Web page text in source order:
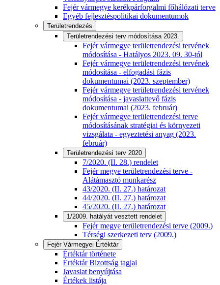
Fejér vármegye kerékpárforgalmi főhálózati terve
Egyéb fejlesztéspolitikai dokumentumok
Területrendezés
Területrendezési terv módosítása 2023.
Fejér vármegye területrendezési tervének
módosítása - Hatályos 2023. 09. 30-tól
Fejér vármegye területrendezési tervének
módosítása - elfogadási fázis
dokumentumai (2023. szeptember)
Fejér vármegye területrendezési tervének
módosítása - javaslattevő fázis
dokumentumai (2023. február)
Fejér vármegye területrendezési terve
módosításának stratégiai és környezeti
vizsgálata - egyeztetési anyag (2023.
február)
Területrendezési terv 2020
7/2020. (II. 28.) rendelet
Fejér megye területrendezési terve -
Alátámasztó munkarész
43/2020. (II. 27.) határozat
44/2020. (II. 27.) határozat
45/2020. (II. 27.) határozat
1/2009. hatályát vesztett rendelet
Fejér megye területrendezési terve (2009.)
Térségi szerkezeti terv (2009.)
Fejér Vármegyei Értéktár
Értéktár története
Értéktár Bizottság tagjai
Javaslat benyújtása
Értékek listája